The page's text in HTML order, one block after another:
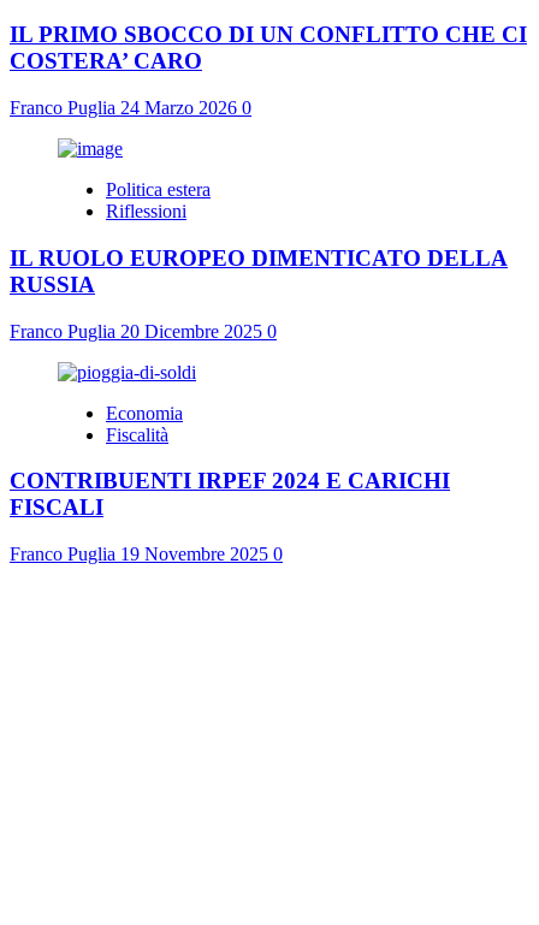
IL PRIMO SBOCCO DI UN CONFLITTO CHE CI
COSTERA’ CARO
Franco Puglia 24 Marzo 2026 0
Politica estera
Riflessioni
IL RUOLO EUROPEO DIMENTICATO DELLA
RUSSIA
Franco Puglia 20 Dicembre 2025 0
Economia
Fiscalità
CONTRIBUENTI IRPEF 2024 E CARICHI
FISCALI
Franco Puglia 19 Novembre 2025 0